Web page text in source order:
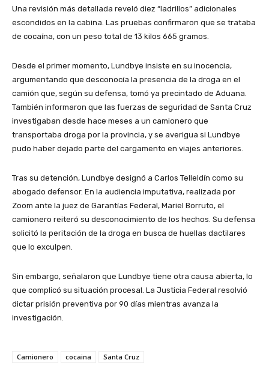
Una revisión más detallada reveló diez “ladrillos” adicionales
escondidos en la cabina. Las pruebas confirmaron que se trataba
de cocaína, con un peso total de 13 kilos 665 gramos.
Desde el primer momento, Lundbye insiste en su inocencia,
argumentando que desconocía la presencia de la droga en el
camión que, según su defensa, tomó ya precintado de Aduana.
También informaron que las fuerzas de seguridad de Santa Cruz
investigaban desde hace meses a un camionero que
transportaba droga por la provincia, y se averigua si Lundbye
pudo haber dejado parte del cargamento en viajes anteriores.
Tras su detención, Lundbye designó a Carlos Telleldín como su
abogado defensor. En la audiencia imputativa, realizada por
Zoom ante la juez de Garantías Federal, Mariel Borruto, el
camionero reiteró su desconocimiento de los hechos. Su defensa
solicitó la peritación de la droga en busca de huellas dactilares
que lo exculpen.
Sin embargo, señalaron que Lundbye tiene otra causa abierta, lo
que complicó su situación procesal. La Justicia Federal resolvió
dictar prisión preventiva por 90 días mientras avanza la
investigación.
Camionero cocaina Santa Cruz